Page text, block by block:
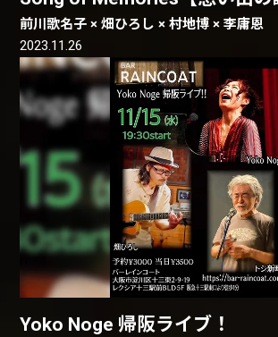
前川歌名子 × 畑ひろし × 村地博 × 李庸恩
2023.11.26
Yoko Noge 帰阪ライブ！